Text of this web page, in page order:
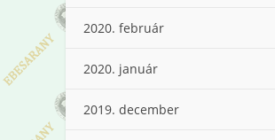
2020. február
2020. január
2019. december